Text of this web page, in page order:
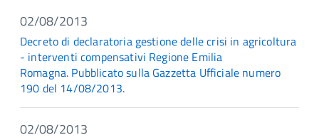
02/08/2013
Decreto di declaratoria gestione delle crisi in agricoltura
- interventi compensativi Regione Emilia
Romagna. Pubblicato sulla Gazzetta Ufficiale numero
190 del 14/08/2013.
02/08/2013